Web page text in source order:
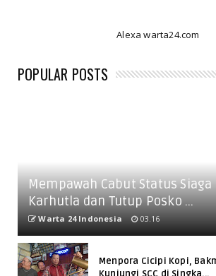
Alexa warta24.com
POPULAR POSTS
Mempawah Cabut Status
Karhutla dan Tutup Posko ...
Warta 24 Indonesia 03.16
Menpora Cicipi Kopi,
Kunjungi SCC di Singka...